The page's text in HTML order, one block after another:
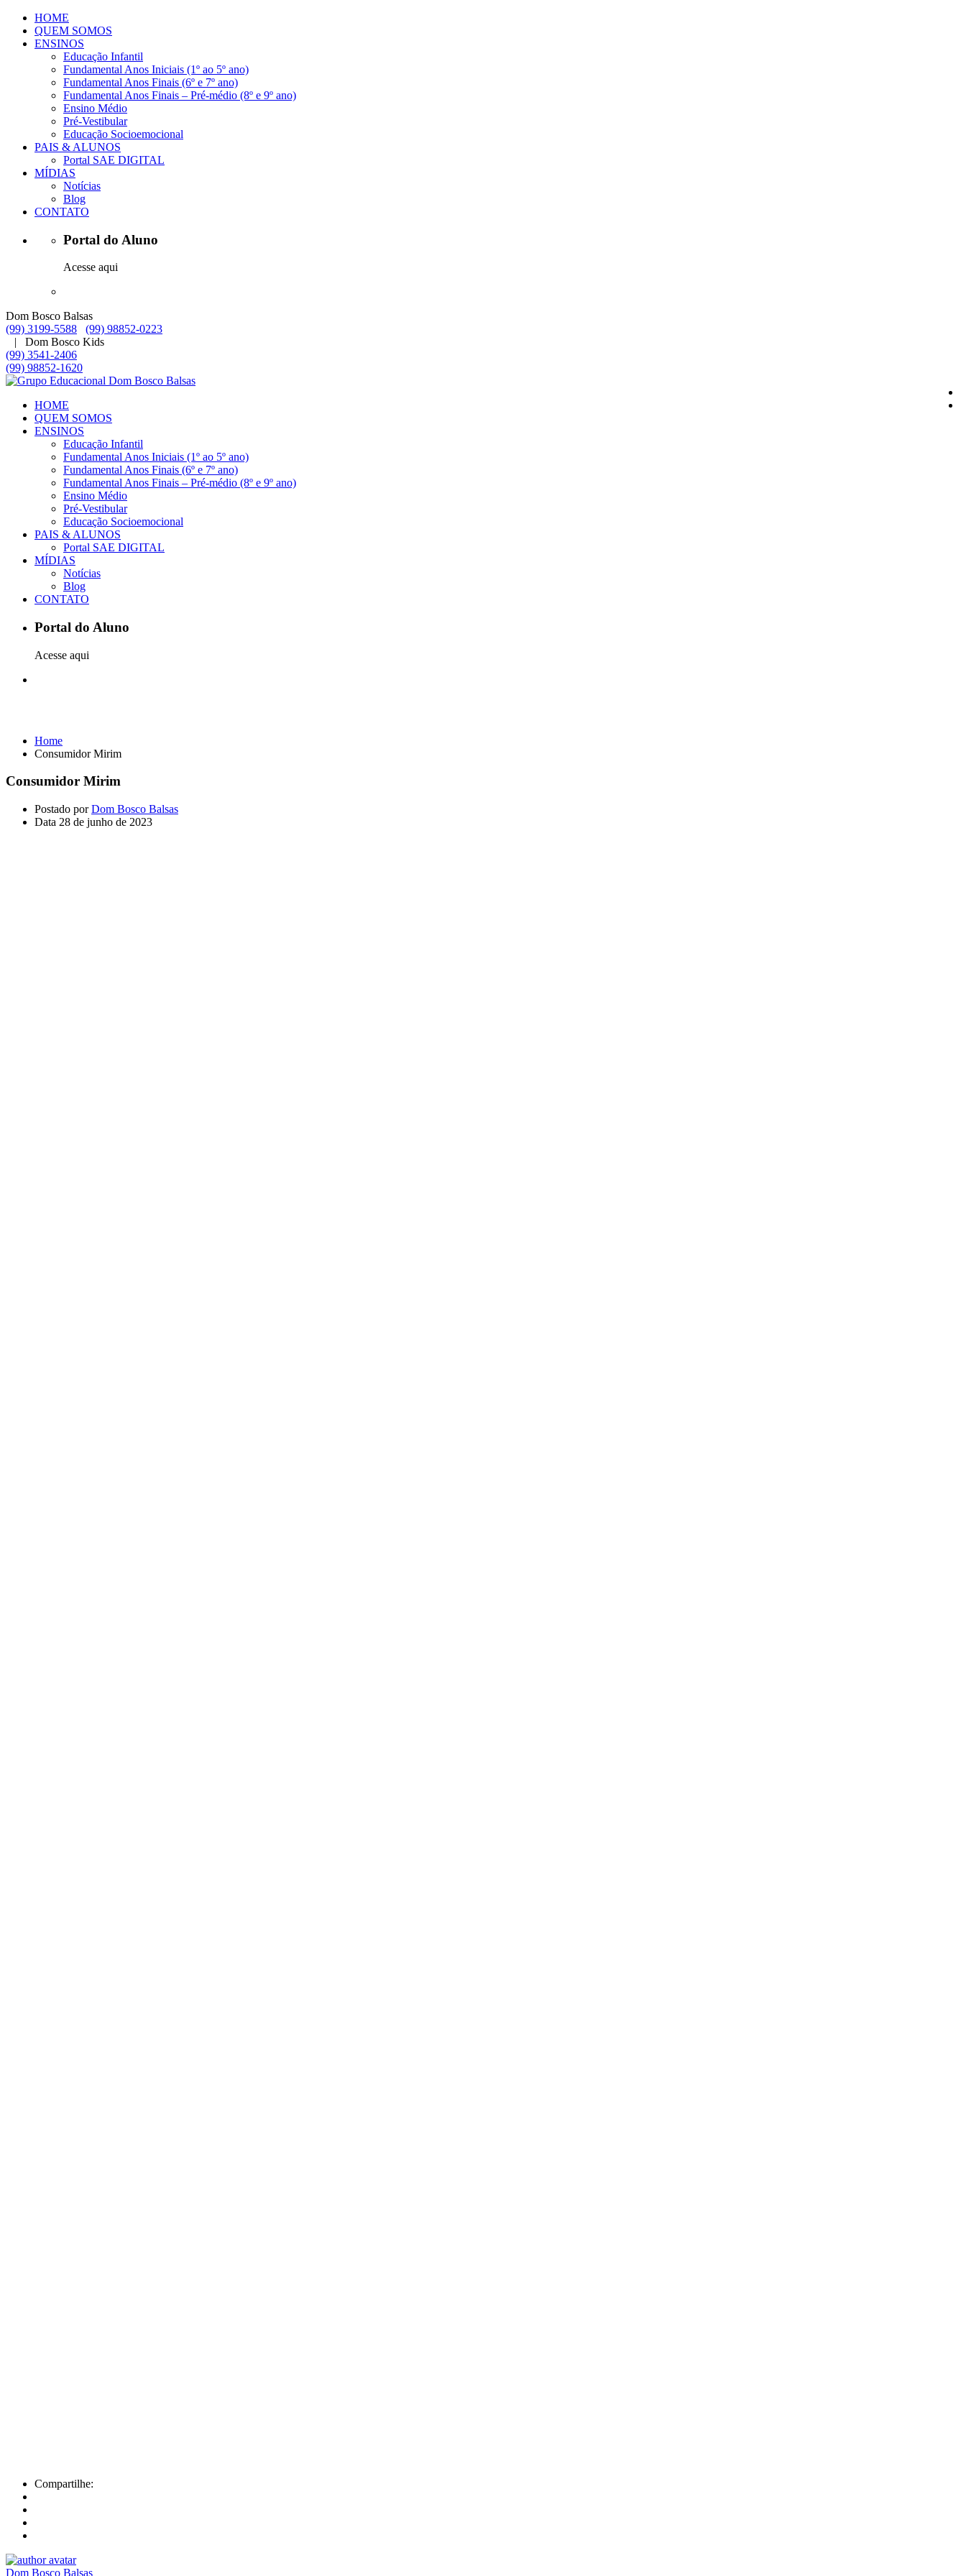
HOME
QUEM SOMOS
ENSINOS
Educação Infantil
Fundamental Anos Iniciais (1º ao 5º ano)
Fundamental Anos Finais (6º e 7º ano)
Fundamental Anos Finais – Pré-médio (8º e 9º ano)
Ensino Médio
Pré-Vestibular
Educação Socioemocional
PAIS & ALUNOS
Portal SAE DIGITAL
MÍDIAS
Notícias
Blog
CONTATO
Portal do Aluno
Acesse aqui
Dom Bosco Balsas
(99) 3199-5588
(99) 98852-0223
| Dom Bosco Kids
(99) 3541-2406
(99) 98852-1620
HOME
QUEM SOMOS
ENSINOS
Educação Infantil
Fundamental Anos Iniciais (1º ao 5º ano)
Fundamental Anos Finais (6º e 7º ano)
Fundamental Anos Finais – Pré-médio (8º e 9º ano)
Ensino Médio
Pré-Vestibular
Educação Socioemocional
PAIS & ALUNOS
Portal SAE DIGITAL
MÍDIAS
Notícias
Blog
CONTATO
Portal do Aluno
Acesse aqui
Home
Consumidor Mirim
Consumidor Mirim
Postado por Dom Bosco Balsas
Data 28 de junho de 2023
Compartilhe:
Dom Bosco Balsas